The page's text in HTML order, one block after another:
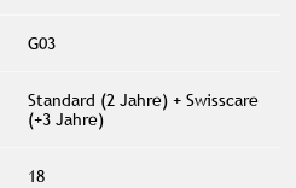
G03
Standard (2 Jahre) + Swisscare
(+3 Jahre)
18